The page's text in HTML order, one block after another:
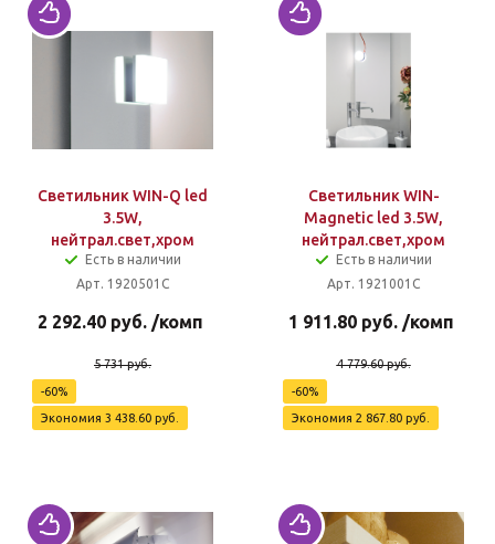
Светильник WIN-Q led
3.5W,
нейтрал.свет,хром
Есть в наличии
Арт. 1920501C
2 292.40 руб. /комп
5 731руб.
-60%
Экономия 3 438.60 руб.
Светильник WIN-
Magnetic led 3.5W,
нейтрал.свет,хром
Есть в наличии
Арт. 1921001С
1 911.80 руб. /комп
4 779.60руб.
-60%
Экономия 2 867.80 руб.